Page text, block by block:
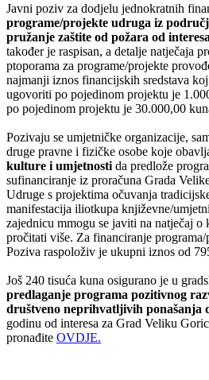
Javni poziv za dodjelu jednokratnih
programe/projekte udruga iz
pružanje zaštite od požara od
također je raspisan, a detalje natječaja
ptoporama za programe/projekte
najmanji iznos financijskih sredstava
ugovoriti po pojedinom projektu je
po pojedinom projektu je 30.000,00
Pozivaju se umjetničke organizacije,
druge pravne i fizičke osobe koje
kulture i umjetnosti da predlože
sufinanciranje iz proračuna Grada
Udruge s projektima očuvanja
manifestacija iliotkupa književne/
zajednicu mmogu se javiti na natječaj o
pročitati više. Za financiranje
Poziva raspoloživ je ukupni iznos od
Još 240 tisuća kuna osigurano je u
predlaganje programa pozitivnog
društveno neprihvatljivih ponašanja
godinu od interesa za Grad Veliku
pronađite OVDJE.